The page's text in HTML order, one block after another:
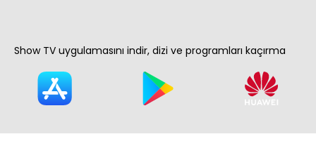
Show TV uygulamasını indir, dizi ve programları kaçırma